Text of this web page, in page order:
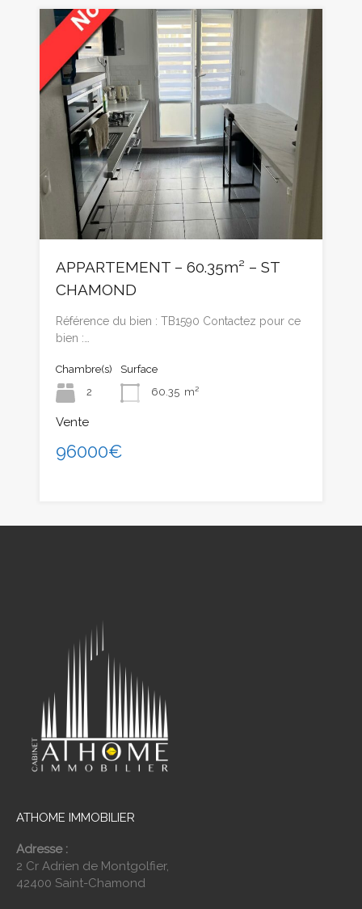
APPARTEMENT – 60.35m² – ST
CHAMOND
Référence du bien : TB1590 Contactez pour ce
bien :…
Chambre(s)
2
Surface
60.35 m²
Vente
96000€
ATHOME IMMOBILIER
Adresse :
2 Cr Adrien de Montgolfier,
42400 Saint-Chamond